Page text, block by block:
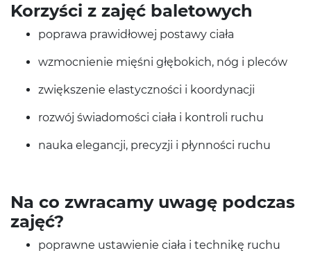
Korzyści z zajęć baletowych
poprawa praw­idłowej postawy ciała
wzmoc­nie­nie mięśni głębo­kich, nóg i pleców
zwięk­sze­nie elasty­czności i koordynacji
rozwój świado­mości ciała i kon­troli ruchu
nauka ele­gancji, pre­cyzji i płyn­ności ruchu
Na co zwracamy uwagę pod­czas
zajęć?
poprawne ustaw­ie­nie ciała i tech­nikę ruchu